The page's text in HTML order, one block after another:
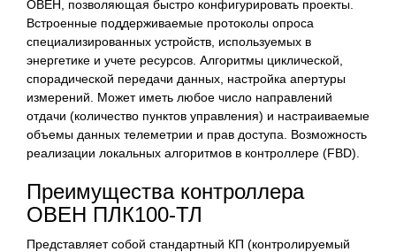
ОВЕН, позволяющая быстро конфигурировать проекты.
Встроенные поддерживаемые протоколы опроса
специализированных устройств, используемых в
энергетике и учете ресурсов. Алгоритмы циклической,
спорадической передачи данных, настройка апертуры
измерений. Может иметь любое число направлений
отдачи (количество пунктов управления) и настраиваемые
объемы данных телеметрии и прав доступа. Возможность
реализации локальных алгоритмов в контроллере (FBD).
Преимущества контроллера
ОВЕН ПЛК100-ТЛ
Представляет собой стандартный КП (контролируемый